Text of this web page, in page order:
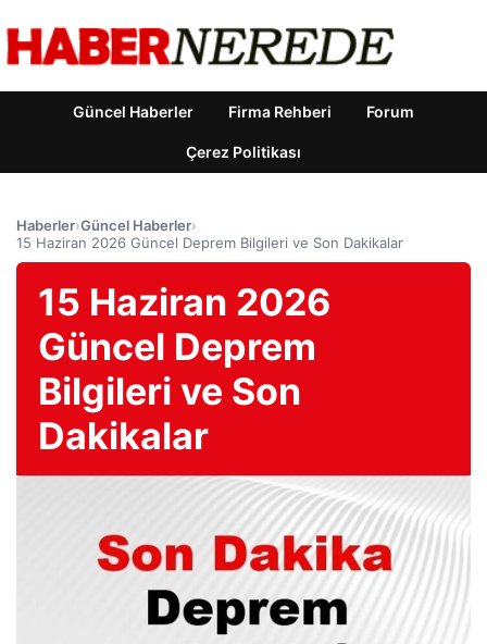
Güncel Haberler Firma Rehberi Forum
Çerez Politikası
Haberler›Güncel Haberler›
15 Haziran 2026 Güncel Deprem Bilgileri ve Son Dakikalar
15 Haziran 2026
Güncel Deprem
Bilgileri ve Son
Dakikalar